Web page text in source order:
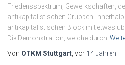
Friedensspektrum, Gewerkschaften,
antikapitalistischen Gruppen.
antikapitalistischen Block mit etwas
Die Demonstration, welche durch
Von OTKM Stuttgart , vor 14 Jahren